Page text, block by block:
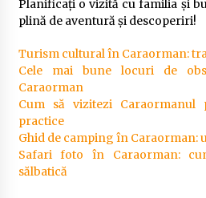
Planificați o vizită cu familia și
plină de aventură și descoperiri!
Turism cultural în Caraorman:
Cele mai bune locuri de
Caraorman
Cum să vizitezi
practice
Ghid de camping în Caraorman:
Safari foto în Caraorman:
sălbatică